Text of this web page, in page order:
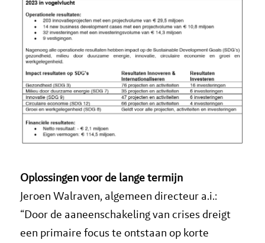
Oplossingen voor de lange termijn
Jeroen Walraven, algemeen directeur a.i.:
“Door de aaneenschakeling van crises dreigt
een primaire focus te ontstaan op korte